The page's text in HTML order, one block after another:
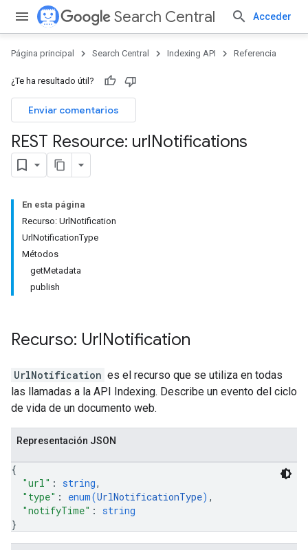
Search Central Acceder
Página principal Search Central Indexing API Referencia
¿Te ha resultado útil?
Enviar comentarios
REST Resource: urlNotifications
En esta página
Recurso: UrlNotification
UrlNotificationType
Métodos
getMetadata
publish
Recurso: UrlNotification
UrlNotification es el recurso que se utiliza en todas
las llamadas a la API Indexing. Describe un evento del ciclo
de vida de un documento web.
Representación JSON
{
"url" : string,
"type" : enum(UrlNotificationType) ,
"notifyTime" : string
}